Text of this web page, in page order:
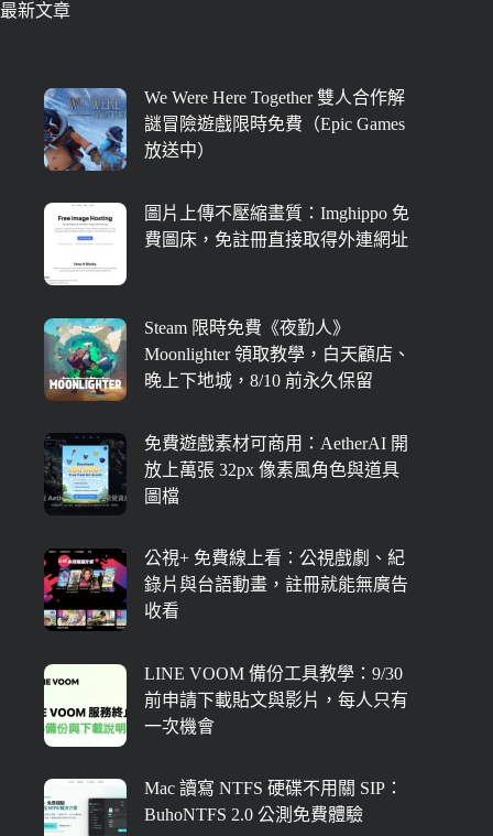
最新文章
We Were Here Together 雙人合作解
謎冒險遊戲限時免費（Epic Games
放送中）
圖片上傳不壓縮畫質：Imghippo 免
費圖床，免註冊直接取得外連網址
Steam 限時免費《夜勤人》
Moonlighter 領取教學，白天顧店、
晚上下地城，8/10 前永久保留
免費遊戲素材可商用：AetherAI 開
放上萬張 32px 像素風角色與道具
圖檔
公視+ 免費線上看：公視戲劇、紀
錄片與台語動畫，註冊就能無廣告
收看
LINE VOOM 備份工具教學：9/30
前申請下載貼文與影片，每人只有
一次機會
Mac 讀寫 NTFS 硬碟不用關 SIP：
BuhoNTFS 2.0 公測免費體驗